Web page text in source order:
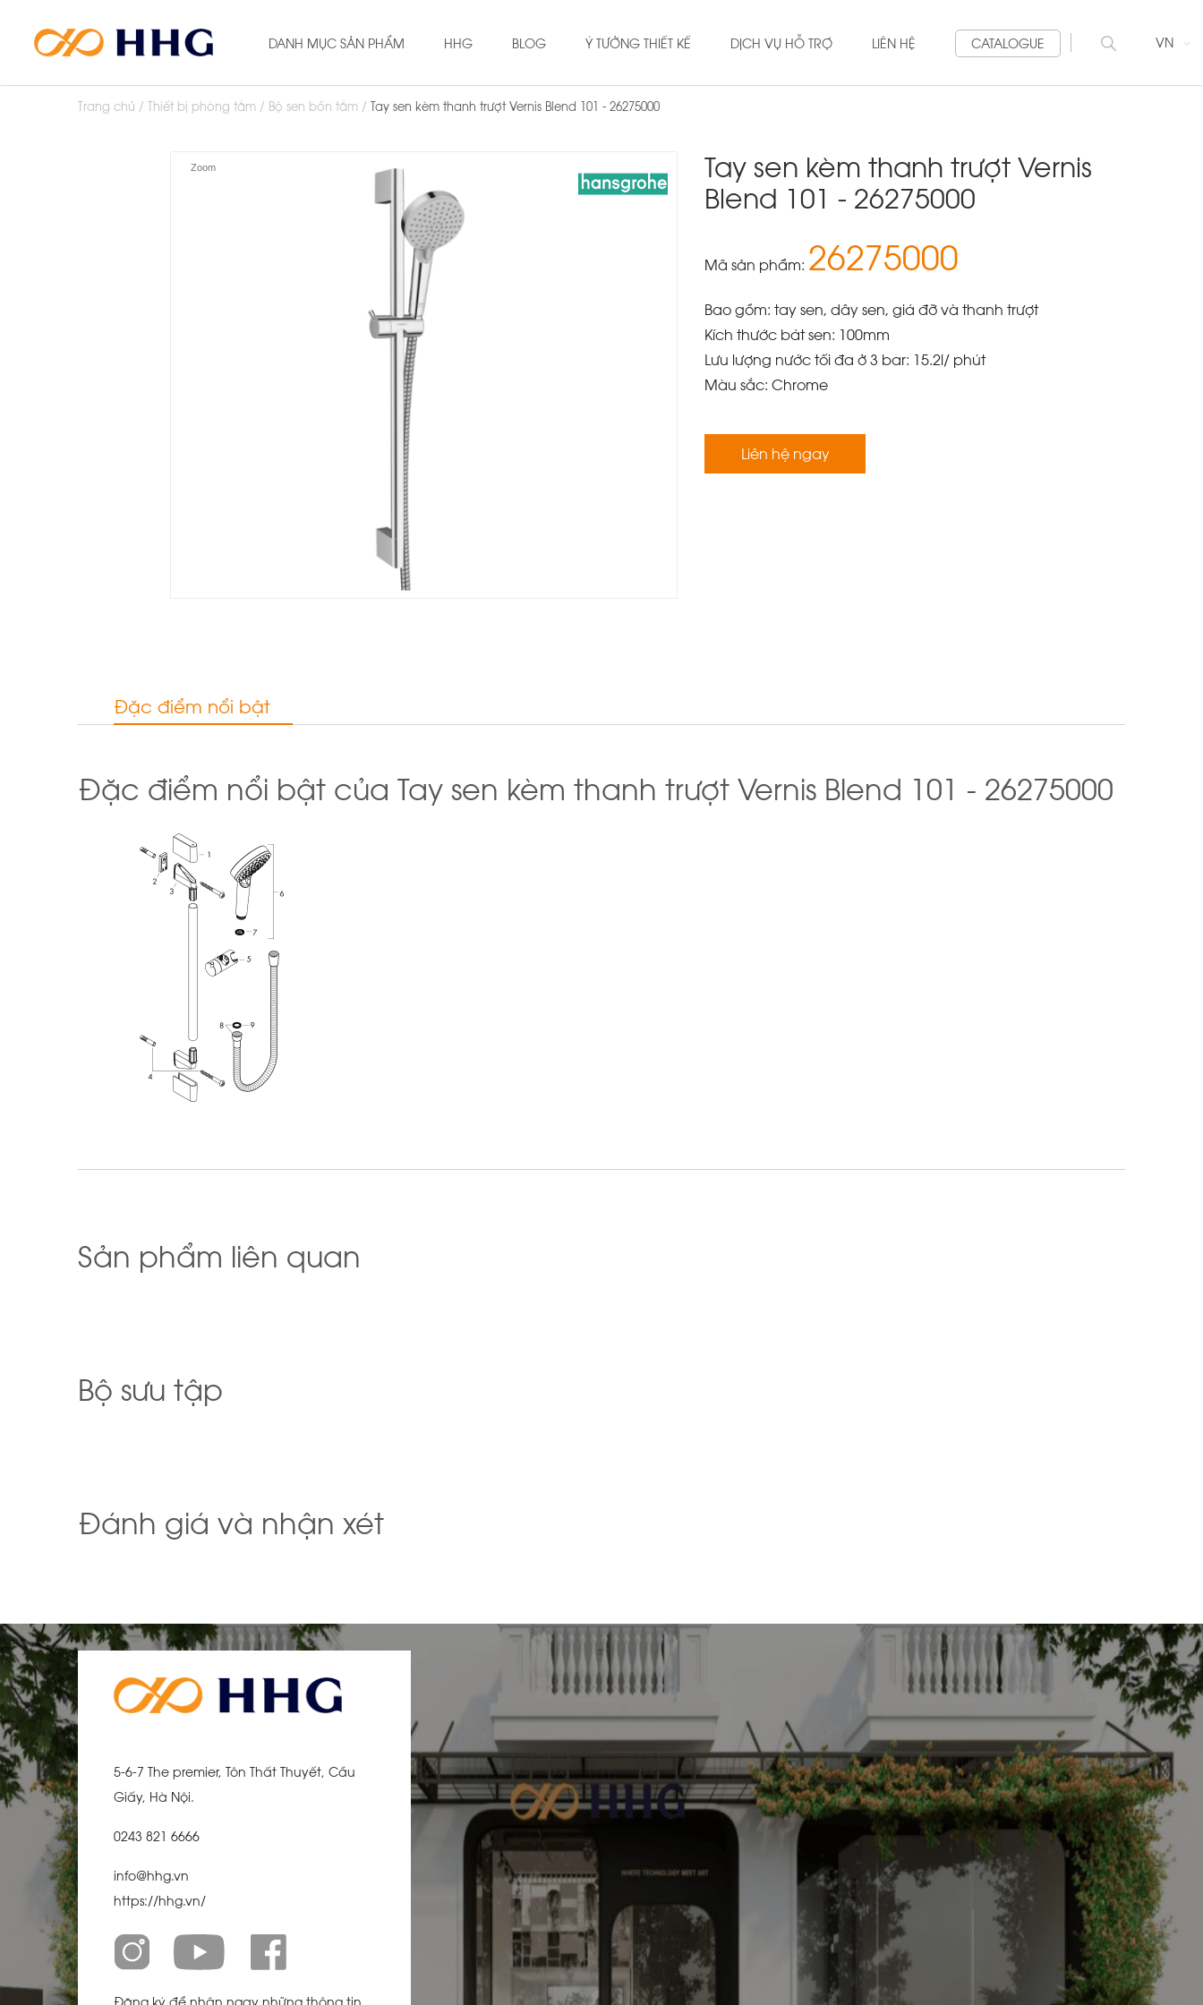
DANH MỤC SẢN PHẨM HHG BLOG Ý TƯỞNG THIẾT KẾ DỊCH VỤ HỖ TRỢ LIÊN HỆ CATALOGUE VN
Trang chủ Thiết bị phòng tắm Bộ sen bồn tắm Tay sen kèm thanh trượt Vernis Blend 101 - 26275000
Zoom
Tay sen kèm thanh trượt Vernis
Blend 101 - 26275000
Mã sản phẩm: 26275000
Bao gồm: tay sen, dây sen, giá đỡ và thanh trượt
Kích thước bát sen: 100mm
Lưu lượng nước tối đa ở 3 bar: 15.2l/ phút
Màu sắc: Chrome
Liên hệ ngay
Đặc điểm nổi bật
Đặc điểm nổi bật của Tay sen kèm thanh trượt Vernis Blend 101 - 26275000
Sản phẩm liên quan
Bộ sưu tập
Đánh giá và nhận xét
5-6-7 The premier, Tôn Thất Thuyết, Cầu
Giấy, Hà Nội.
0243 821 6666
info@hhg.vn
https://hhg.vn/